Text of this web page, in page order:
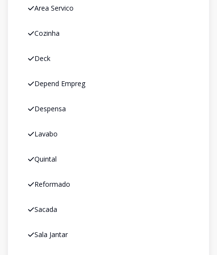
Area Servico
Cozinha
Deck
Depend Empreg
Despensa
Lavabo
Quintal
Reformado
Sacada
Sala Jantar